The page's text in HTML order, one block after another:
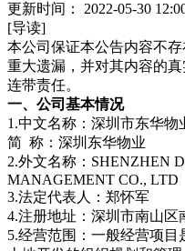
更新时间： 2022-05-30
[导读]
本公司保证本公告内容不
重大遗漏，并对其内容的
连带责任。
一、公司基本情况
1.中文名称：深圳市东华物
简 称：深圳东华物业
2.外文名称：SHENZHEN
MANAGEMENT CO., LTD
3.法定代表人：郑怀军
4.注册地址：深圳市南山
5.经营范围：一般经营项目